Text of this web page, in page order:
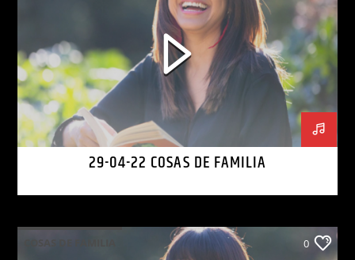
29-04-22 COSAS DE FAMILIA
0